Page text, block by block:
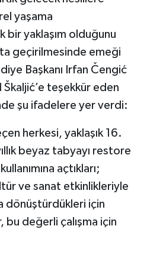
yaşama
bir yaklaşım olduğunu
geçirilmesinde emeği
Başkanı Irfan Čengić
Škaljić’e teşekkür eden
şu ifadelere yer verdi:
herkesi, yaklaşık 16.
beyaz tabyayı restore
açtıkları;
ve sanat etkinlikleriyle
dönüştürdükleri için
değerli çalışma için